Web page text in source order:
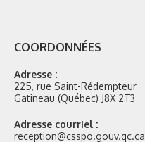
COORDONNÉES
Adresse :
225, rue Saint-Rédempteur
Gatineau (Québec) J8X 2T3
Adresse courriel :
reception@csspo.gouv.qc.ca